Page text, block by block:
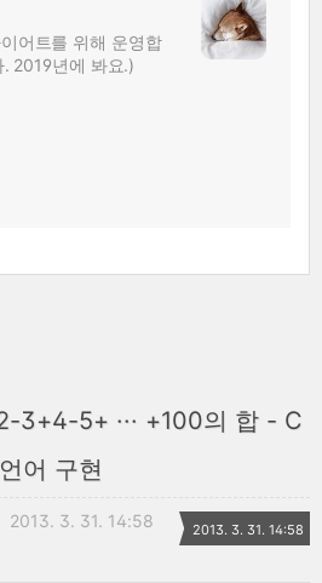
어트를 위해 운영합
2019년에 봐요.)
3+4-5+ ··· +100의 합 - C
언어 구현
2013. 3. 31. 14:58 2013. 3. 31. 14:58